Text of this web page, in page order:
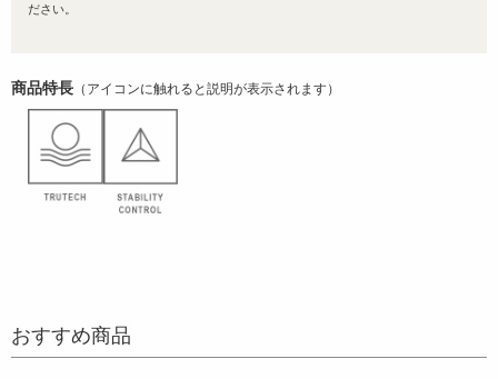
ださい。
商品特長 （アイコンに触れると説明が表示されます）
おすすめ商品